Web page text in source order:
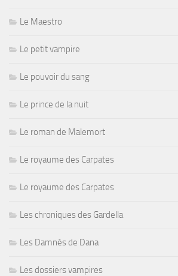
Le Maestro
Le petit vampire
Le pouvoir du sang
Le prince de la nuit
Le roman de Malemort
Le royaume des Carpates
Le royaume des Carpates
Les chroniques des Gardella
Les Damnés de Dana
Les dossiers vampires